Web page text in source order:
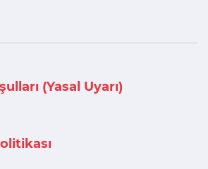
(Yasal Uyarı)